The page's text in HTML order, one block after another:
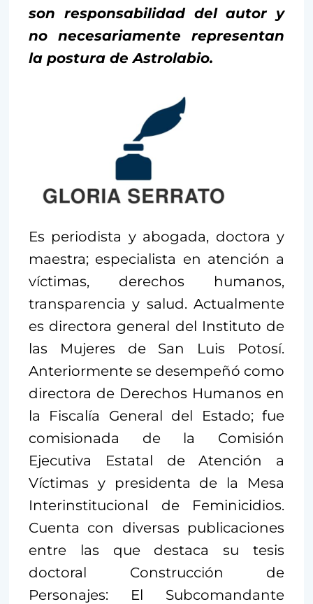
son responsabilidad del autor y
no necesariamente representan
la postura de Astrolabio.
Es periodista y abogada, doctora y
maestra; especialista en atención a
víctimas, derechos humanos,
transparencia y salud. Actualmente
es directora general del Instituto de
las Mujeres de San Luis Potosí.
Anteriormente se desempeñó como
directora de Derechos Humanos en
la Fiscalía General del Estado; fue
comisionada de la Comisión
Ejecutiva Estatal de Atención a
Víctimas y presidenta de la Mesa
Interinstitucional de Feminicidios.
Cuenta con diversas publicaciones
entre las que destaca su tesis
doctoral Construcción de
Personajes: El Subcomandante